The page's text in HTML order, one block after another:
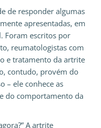
de responder algumas
apresentadas, em
Foram escritos por
reumatologistas com
e tratamento da artrite
contudo, provém do
– ele conhece as
do comportamento da
A artrite